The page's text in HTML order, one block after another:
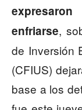
enfriarse,
de Inversión
(CFIUS)
base a los